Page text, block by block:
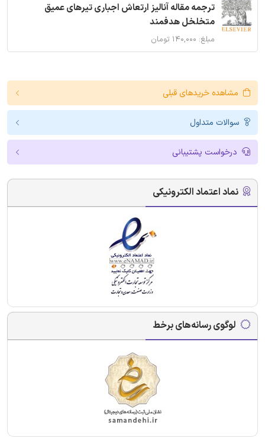
ترجمه مقاله آنالیز ارتعاش اجباری تیرهای عمیق
متخلخل هدفمند
مبلغ: ۱۴۰,۰۰۰ تومان
مشاهده خریدهای قبلی
سوالات متداول
درخواست پشتیبانی
نماد اعتماد الکترونیکی
لوگوی رسانه‌های برخط